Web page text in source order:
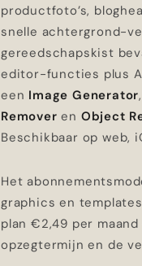
productfoto’s,
snelle achtergrond-
gereedschapskist
editor-functies plus
een Image Generator,
Remover en Object
Beschikbaar op web,
Het
graphics en
plan €2,49 per
opzegtermijn en de